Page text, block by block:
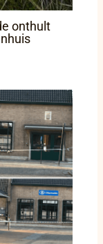
onthult